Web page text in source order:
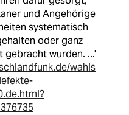
und Angehörige
systematisch
oder ganz
gebracht wurden. ...'
wahls